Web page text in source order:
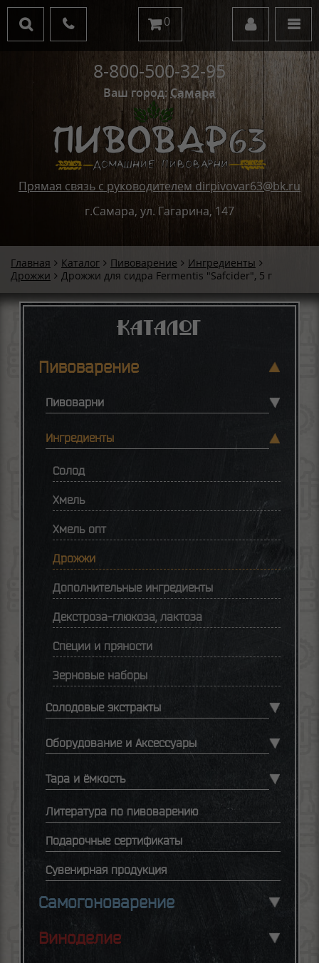
Ваш город: Самара
Прямая связь с руководителем dirpivovar63@bk.ru
г.Самара, ул. Гагарина, 147
8-800-500-32-95
0
Главная Каталог Пивоварение
Ингредиенты
Дрожжи
Дрожжи для сидра Fermentis "Safcider", 5 г
Каталог
Пивоварение
Пивоварни
Ингредиенты
Солод
Хмель
Хмель опт
Дрожжи
Дополнительные ингредиенты
Декстроза-глюкоза, лактоза
Специи и пряности
Зерновые наборы
Солодовые экстракты
Оборудование и Аксессуары
Тара и ёмкость
Литература по пивоварению
Подарочные сертификаты
Сувенирная продукция
Самогоноварение
Виноделие